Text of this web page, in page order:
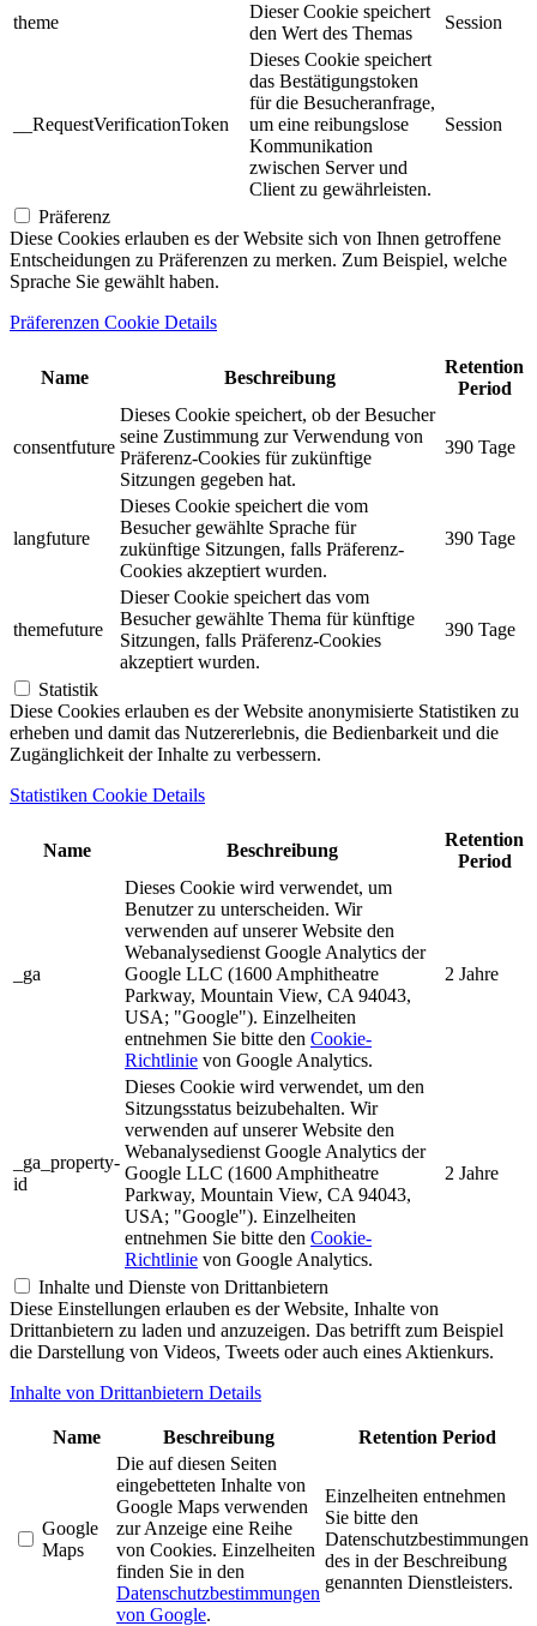
theme
Dieser Cookie speichert
den Wert des Themas
Session
__RequestVerificationToken
Dieses Cookie speichert
das Bestätigungstoken
für die Besucheranfrage,
um eine reibungslose
Kommunikation
zwischen Server und
Client zu gewährleisten.
Session
Präferenz
Diese Cookies erlauben es der Website sich von Ihnen getroffene
Entscheidungen zu Präferenzen zu merken. Zum Beispiel, welche
Sprache Sie gewählt haben.
Präferenzen Cookie Details
Name Beschreibung
Retention
Period
consentfuture
Dieses Cookie speichert, ob der Besucher
seine Zustimmung zur Verwendung von
Präferenz-Cookies für zukünftige
Sitzungen gegeben hat.
390 Tage
langfuture
Dieses Cookie speichert die vom
Besucher gewählte Sprache für
zukünftige Sitzungen, falls Präferenz-
Cookies akzeptiert wurden.
390 Tage
themefuture
Dieser Cookie speichert das vom
Besucher gewählte Thema für künftige
Sitzungen, falls Präferenz-Cookies
akzeptiert wurden.
390 Tage
Statistik
Diese Cookies erlauben es der Website anonymisierte Statistiken zu
erheben und damit das Nutzererlebnis, die Bedienbarkeit und die
Zugänglichkeit der Inhalte zu verbessern.
Statistiken Cookie Details
Name Beschreibung
Retention
Period
_ga
Dieses Cookie wird verwendet, um
Benutzer zu unterscheiden. Wir
verwenden auf unserer Website den
Webanalysedienst Google Analytics der
Google LLC (1600 Amphitheatre
Parkway, Mountain View, CA 94043,
USA; "Google"). Einzelheiten
entnehmen Sie bitte den Cookie-
Richtlinie von Google Analytics.
2 Jahre
_ga_property-
id
Dieses Cookie wird verwendet, um den
Sitzungsstatus beizubehalten. Wir
verwenden auf unserer Website den
Webanalysedienst Google Analytics der
Google LLC (1600 Amphitheatre
Parkway, Mountain View, CA 94043,
USA; "Google"). Einzelheiten
entnehmen Sie bitte den Cookie-
Richtlinie von Google Analytics.
2 Jahre
Inhalte und Dienste von Drittanbietern
Diese Einstellungen erlauben es der Website, Inhalte von
Drittanbietern zu laden und anzuzeigen. Das betrifft zum Beispiel
die Darstellung von Videos, Tweets oder auch eines Aktienkurs.
Inhalte von Drittanbietern Details
Name Beschreibung Retention Period
Google
Maps
Die auf diesen Seiten
eingebetteten Inhalte von
Google Maps verwenden
zur Anzeige eine Reihe
von Cookies. Einzelheiten
finden Sie in den
Datenschutzbestimmungen
von Google.
Einzelheiten entnehmen
Sie bitte den
Datenschutzbestimmungen
des in der Beschreibung
genannten Dienstleisters.